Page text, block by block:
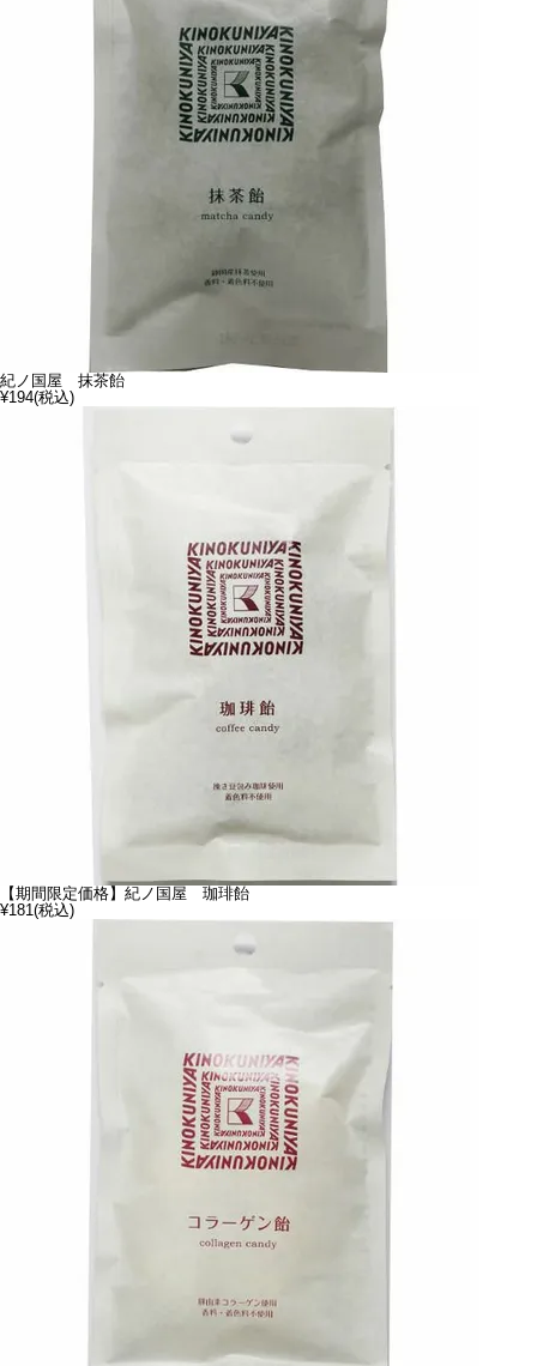
紀ノ国屋 抹茶飴
¥194(税込)
【期間限定価格】紀ノ国屋 珈琲飴
¥181(税込)